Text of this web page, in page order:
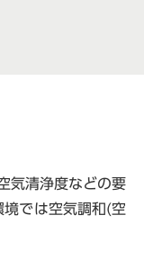
空気清浄度などの要
境では空気調和(空